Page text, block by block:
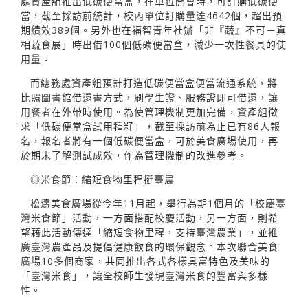
當，截至採訪前統計，校內單位訂購量達4642個，超出預
期績效389個。另外也在福智青年社辦「非『蔬』不可－真
相蔬食展」時出借100個低碳便當盒，減少一次性餐具的使
用量。
而總務處資產組預計打造低碳便當盒便當流通系統，將
比照圖書館借還書方式，刷學生證、服務證即可借還，讓
用餐者在外帶時使用。為使管理機制更加完備，資產組徵
求「低碳便當盒試用種籽」，截至採訪前為止已有86人報
名，報名者將有一個低碳便當盒，可於美食廣場使用，再
於期末了解測試成效，作為管理機制的改進參考。
◎米食節：縮短食物里程挺臺農
松濤美食廣場從今年11月起，舉行為期1個月的「校慶臺
灣米食節」活動，一方面搭配校慶活動，另一方面，則希
望藉此活動傳達「縮短食物里程，支持臺灣農業」，並推
廣臺灣農產品及提倡健康飲食的環保觀念。本次聯合美食
廣場10多個商家，共同推出各式各樣具富特色及美味的
「臺灣米食」，讓全校師生發現臺灣米食的豐富與多樣
性。